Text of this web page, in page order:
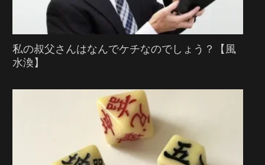
私の叔父さんはなんでケチなのでしょう？【風
水渙】